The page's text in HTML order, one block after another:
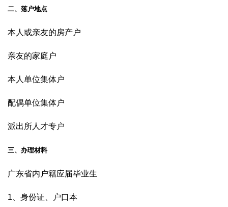
二、落户地点
本人或亲友的房产户
亲友的家庭户
本人单位集体户
配偶单位集体户
派出所人才专户
三、办理材料
广东省内户籍应届毕业生
1、身份证、户口本